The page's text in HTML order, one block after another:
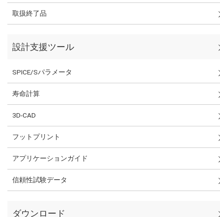
取扱終了品
設計支援ツール
SPICE/Sパラメータ
寿命計算
3D-CAD
フットプリント
アプリケーションガイド
信頼性試験データ
ダウンロード